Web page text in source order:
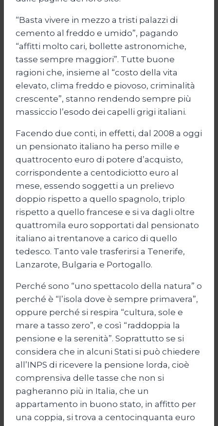
“Basta vivere in mezzo a tristi palazzi di
cemento al freddo e umido”, pagando
“affitti molto cari, bollette astronomiche,
tasse sempre maggiori”. Tutte buone
ragioni che, insieme al “costo della vita
elevato, clima freddo e piovoso, criminalità
crescente”, stanno rendendo sempre più
massiccio l’esodo dei capelli grigi italiani.
Facendo due conti, in effetti, dal 2008 a oggi
un pensionato italiano ha perso mille e
quattrocento euro di potere d’acquisto,
corrispondente a centodiciotto euro al
mese, essendo soggetti a un prelievo
doppio rispetto a quello spagnolo, triplo
rispetto a quello francese e si va dagli oltre
quattromila euro sopportati dal pensionato
italiano ai trentanove a carico di quello
tedesco. Tanto vale trasferirsi a Tenerife,
Lanzarote, Bulgaria e Portogallo.
Perché sono “uno spettacolo della natura” o
perché è “l’isola dove è sempre primavera”,
oppure perché si respira “cultura, sole e
mare a tasso zero”, e così “raddoppia la
pensione e la serenità”. Soprattutto se si
considera che in alcuni Stati si può chiedere
all’INPS di ricevere la pensione lorda, cioè
comprensiva delle tasse che non si
pagheranno più in Italia, che un
appartamento in buono stato, in affitto per
una coppia, si trova a centocinquanta euro